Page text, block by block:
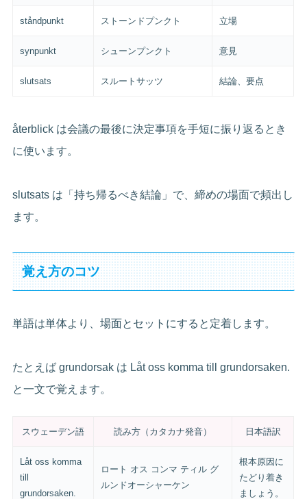
ståndpunkt ストーンドプンクト 立場
synpunkt シューンプンクト 意見
slutsats スルートサッツ 結論、要点
återblick は会議の最後に決定事項を手短に振り返るとき
に使います。
slutsats は「持ち帰るべき結論」で、締めの場面で頻出し
ます。
覚え方のコツ
単語は単体より、場面とセットにすると定着します。
たとえば grundorsak は Låt oss komma till grundorsaken.
と一文で覚えます。
スウェーデン語 読み方（カタカナ発音） 日本語訳
Låt oss komma
till
grundorsaken.
ロート オス コンマ ティル グ
ルンドオーシャーケン
根本原因に
たどり着き
ましょう。